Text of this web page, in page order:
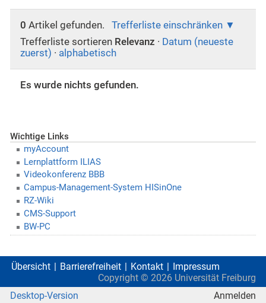
0 Artikel gefunden.
Trefferliste einschränken
Trefferliste sortieren Relevanz · Datum (neueste
zuerst) · alphabetisch
Es wurde nichts gefunden.
Wichtige Links
myAccount
Lernplattform ILIAS
Videokonferenz BBB
Campus-Management-System HISinOne
RZ-Wiki
CMS-Support
BW-PC
Übersicht Barrierefreiheit Kontakt
Impressum
Copyright © 2026 Universität Freiburg
Desktop-Version
Anmelden